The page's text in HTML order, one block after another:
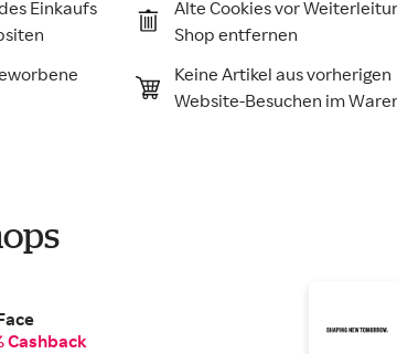
Einkaufs
Alte Cookies vor
Shop entfernen
Keine Artikel aus vorherigen
Website-Besuchen im
Cashback